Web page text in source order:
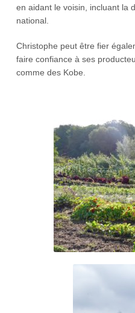
en aidant le voisin, incluant la
national.
Christophe peut être fier
faire confiance à ses
comme des Kobe.